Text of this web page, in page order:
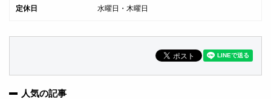
定休日 水曜日・木曜日
人気の記事